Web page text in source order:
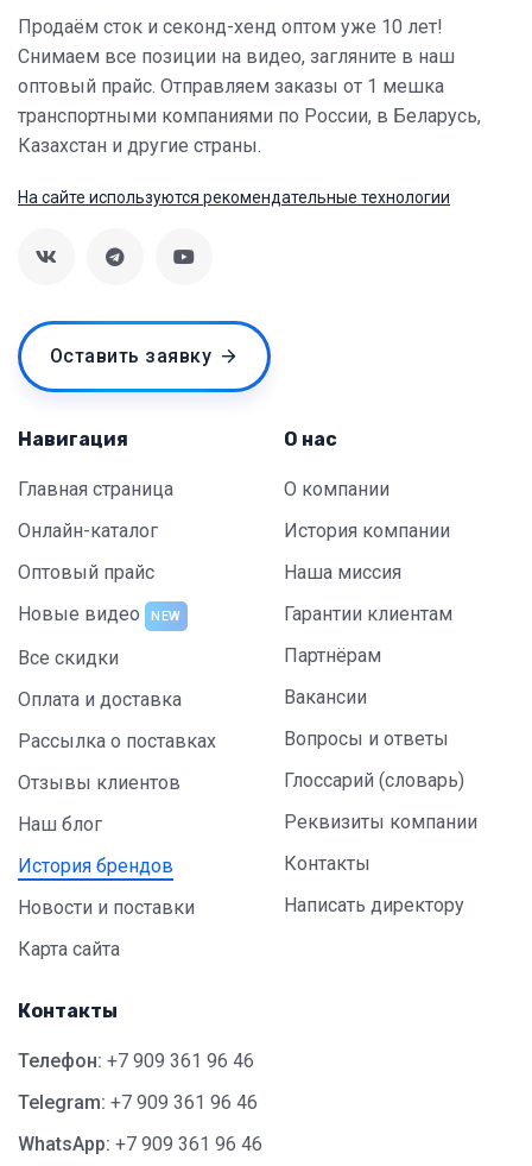
Продаём сток и секонд-хенд оптом уже 10 лет!
Снимаем все позиции на видео, загляните в наш
оптовый прайс. Отправляем заказы от 1 мешка
транспортными компаниями по России, в Беларусь,
Казахстан и другие страны.
На сайте используются рекомендательные технологии
Оставить заявку
Навигация
Главная страница
Онлайн-каталог
Оптовый прайс
Новые видео
NEW
Все скидки
Оплата и доставка
Рассылка о поставках
Отзывы клиентов
Наш блог
История брендов
Новости и поставки
Карта сайта
О нас
О компании
История компании
Наша миссия
Гарантии клиентам
Партнёрам
Вакансии
Вопросы и ответы
Глоссарий (словарь)
Реквизиты компании
Контакты
Написать директору
Контакты
Телефон: +7 909 361 96 46
Telegram: +7 909 361 96 46
WhatsApp: +7 909 361 96 46